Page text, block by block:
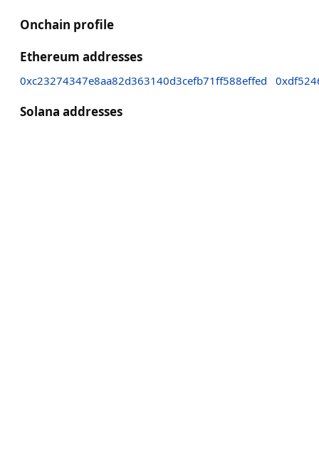
Onchain profile
Ethereum addresses
0xc23274347e8aa82d363140d3cefb71ff588effed
Solana addresses